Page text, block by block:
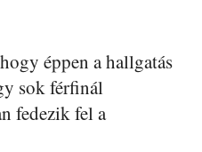
éppen a hallgatás
sok férfinál
fedezik fel a